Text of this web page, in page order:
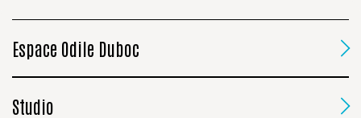
Espace Odile Duboc
Studio